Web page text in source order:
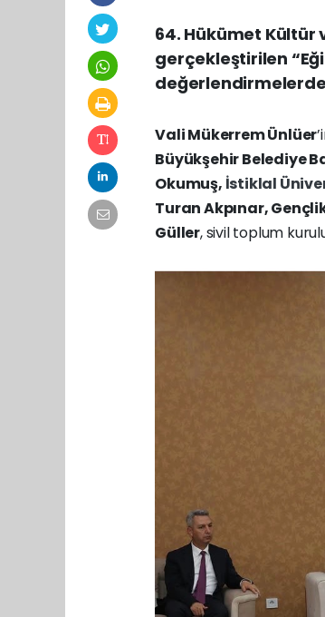
64. Hükümet Kültür
gerçekleştirilen
Vali Mükerrem Ünlüer
Büyükşehir Belediye
Okumuş, İstiklal
Turan Akpınar,
Güller, sivil toplum